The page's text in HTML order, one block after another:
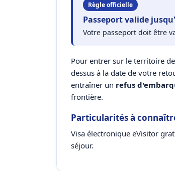
Règle officielle
Passeport valide
Votre passeport doit être
Pour entrer sur le territoire
dessus à la date de votre
entraîner un refus
frontière.
Particularités à
Visa électronique eVisitor
séjour.